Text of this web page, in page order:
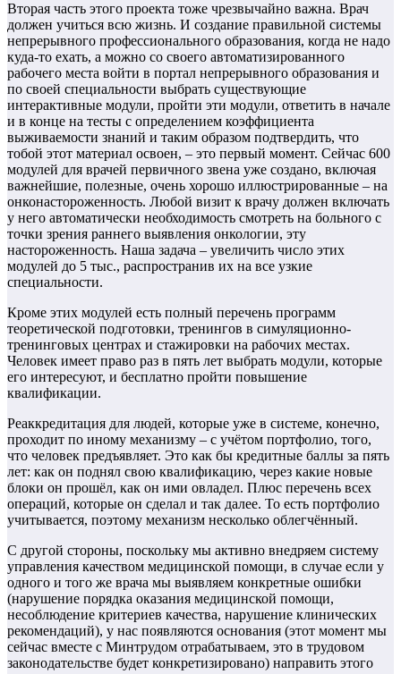
Вторая часть этого проекта тоже чрезвычайно важна. Врач
должен учиться всю жизнь. И создание правильной системы
непрерывного профессионального образования, когда не надо
куда-то ехать, а можно со своего автоматизированного
рабочего места войти в портал непрерывного образования и
по своей специальности выбрать существующие
интерактивные модули, пройти эти модули, ответить в начале
и в конце на тесты с определением коэффициента
выживаемости знаний и таким образом подтвердить, что
тобой этот материал освоен, – это первый момент. Сейчас 600
модулей для врачей первичного звена уже создано, включая
важнейшие, полезные, очень хорошо иллюстрированные – на
онконастороженность. Любой визит к врачу должен включать
у него автоматически необходимость смотреть на больного с
точки зрения раннего выявления онкологии, эту
настороженность. Наша задача – увеличить число этих
модулей до 5 тыс., распространив их на все узкие
специальности.
Кроме этих модулей есть полный перечень программ
теоретической подготовки, тренингов в симуляционно-
тренинговых центрах и стажировки на рабочих местах.
Человек имеет право раз в пять лет выбрать модули, которые
его интересуют, и бесплатно пройти повышение
квалификации.
Реаккредитация для людей, которые уже в системе, конечно,
проходит по иному механизму – с учётом портфолио, того,
что человек предъявляет. Это как бы кредитные баллы за пять
лет: как он поднял свою квалификацию, через какие новые
блоки он прошёл, как он ими овладел. Плюс перечень всех
операций, которые он сделал и так далее. То есть портфолио
учитывается, поэтому механизм несколько облегчённый.
С другой стороны, поскольку мы активно внедряем систему
управления качеством медицинской помощи, в случае если у
одного и того же врача мы выявляем конкретные ошибки
(нарушение порядка оказания медицинской помощи,
несоблюдение критериев качества, нарушение клинических
рекомендаций), у нас появляются основания (этот момент мы
сейчас вместе с Минтрудом отрабатываем, это в трудовом
законодательстве будет конкретизировано) направить этого